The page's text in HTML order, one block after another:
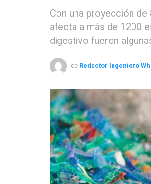
Con una proyección
afecta a más de 1200
digestivo fueron
de Redactor Ingeniero